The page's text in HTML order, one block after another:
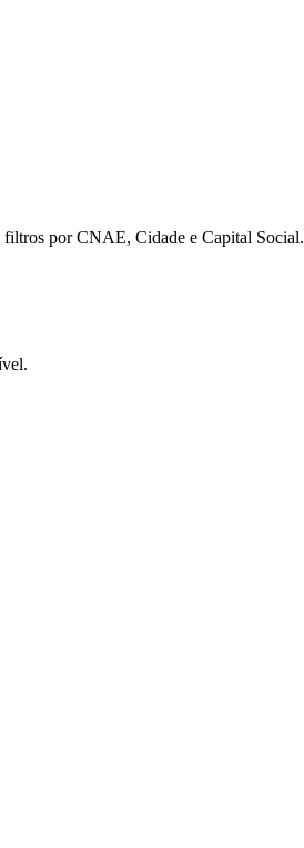
filtros por CNAE, Cidade e Capital Social.